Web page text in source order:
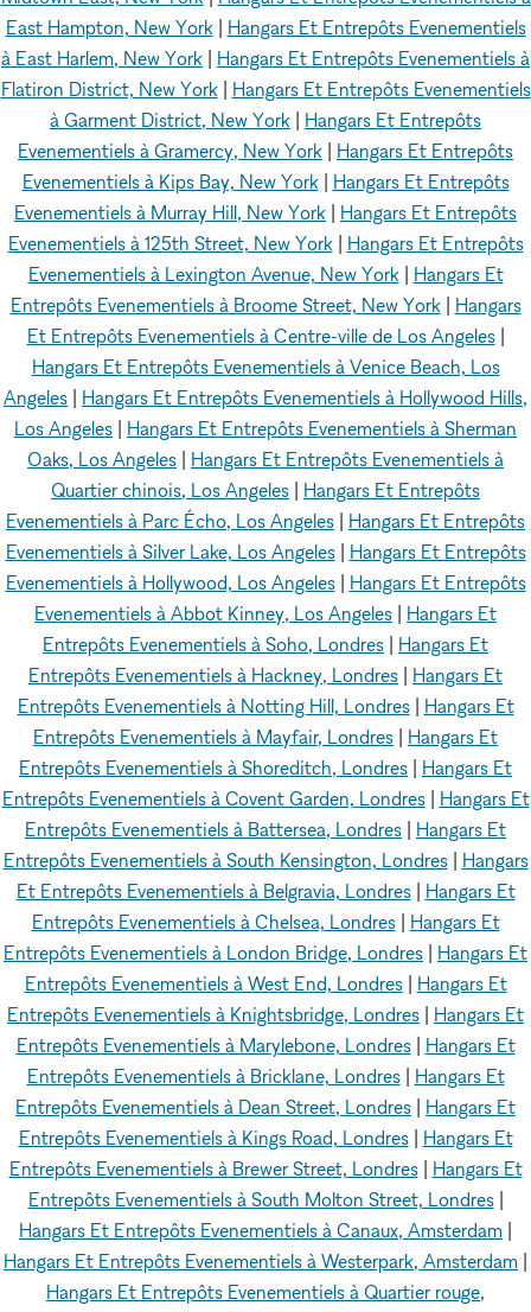
East Hampton, New York| Hangars Et Entrepôts Evenementiels
à East Harlem, New York
Hangars Et Entrepôts Evenementiels à
Flatiron District, New York| Hangars Et Entrepôts Evenementiels
à Garment District, New York
Hangars Et Entrepôts
Evenementiels à Gramercy, New York
Hangars Et Entrepôts
Evenementiels à Kips Bay, New York| Hangars Et Entrepôts
Evenementiels à Murray Hill, New York
Hangars Et Entrepôts
Evenementiels à 125th Street, New York| Hangars Et Entrepôts
Evenementiels à Lexington Avenue, New York| Hangars Et
Entrepôts Evenementiels à Broome Street, New York| Hangars
Et Entrepôts Evenementiels à Centre-ville de Los Angeles|
Hangars Et Entrepôts Evenementiels à Venice Beach, Los
Angeles
Hangars Et Entrepôts Evenementiels à Hollywood Hills,
Los Angeles
Hangars Et Entrepôts Evenementiels à Sherman
Oaks, Los Angeles
Hangars Et Entrepôts Evenementiels à
Quartier chinois, Los Angeles
Hangars Et Entrepôts
Evenementiels à Parc Écho, Los Angeles
Hangars Et Entrepôts
Evenementiels à Silver Lake, Los Angeles| Hangars Et Entrepôts
Evenementiels à Hollywood, Los Angeles| Hangars Et Entrepôts
Evenementiels à Abbot Kinney, Los Angeles
Hangars Et
Entrepôts Evenementiels à Soho, Londres
Hangars Et
Entrepôts Evenementiels à Hackney, Londres
Hangars Et
Entrepôts Evenementiels à Notting Hill, Londres| Hangars Et
Entrepôts Evenementiels à Mayfair, Londres
Hangars Et
Entrepôts Evenementiels à Shoreditch, Londres
Hangars Et
Entrepôts Evenementiels à Covent Garden, Londres| Hangars Et
Entrepôts Evenementiels à Battersea, Londres
Hangars Et
Entrepôts Evenementiels à South Kensington, Londres| Hangars
Et Entrepôts Evenementiels à Belgravia, Londres| Hangars Et
Entrepôts Evenementiels à Chelsea, Londres| Hangars Et
Entrepôts Evenementiels à London Bridge, Londres
Hangars Et
Entrepôts Evenementiels à West End, Londres| Hangars Et
Entrepôts Evenementiels à Knightsbridge, Londres
Hangars Et
Entrepôts Evenementiels à Marylebone, Londres| Hangars Et
Entrepôts Evenementiels à Bricklane, Londres| Hangars Et
Entrepôts Evenementiels à Dean Street, Londres
Hangars Et
Entrepôts Evenementiels à Kings Road, Londres| Hangars Et
Entrepôts Evenementiels à Brewer Street, Londres| Hangars Et
Entrepôts Evenementiels à South Molton Street, Londres|
Hangars Et Entrepôts Evenementiels à Canaux, Amsterdam
Hangars Et Entrepôts Evenementiels à Westerpark, Amsterdam
Hangars Et Entrepôts Evenementiels à Quartier rouge,